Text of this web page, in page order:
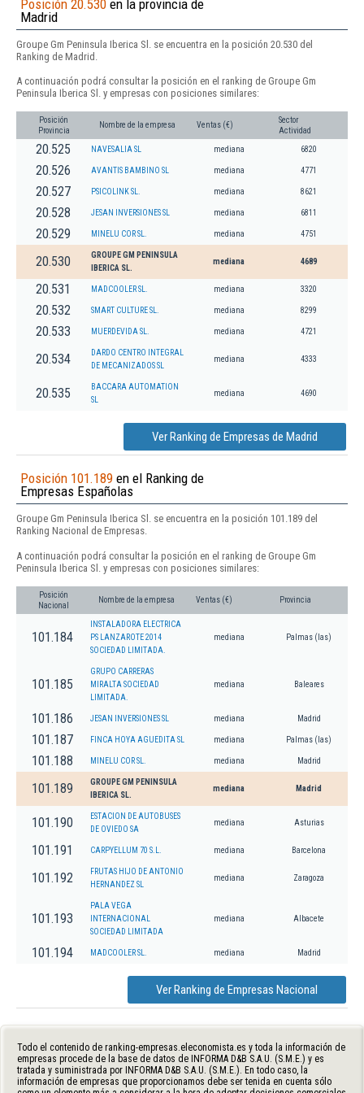
Posición 20.530 en la provincia de
Madrid
Groupe Gm Peninsula Iberica Sl. se encuentra en la posición 20.530 del
Ranking de Madrid.
A continuación podrá consultar la posición en el ranking de Groupe Gm
Peninsula Iberica Sl. y empresas con posiciones similares:
Posición
Provincia
Nombre de la empresa Ventas (€)
Sector
Actividad
20.525 NAVESALIA SL mediana 6820
20.526 AVANTIS BAMBINO SL mediana 4771
20.527 PSICOLINK SL. mediana 8621
20.528 JESAN INVERSIONES SL mediana 6811
20.529 MINELU COR SL. mediana 4751
20.530
GROUPE GM PENINSULA
IBERICA SL.
mediana 4689
20.531 MADCOOLER SL. mediana 3320
20.532 SMART CULTURE SL. mediana 8299
20.533 MUERDEVIDA SL. mediana 4721
20.534
DARDO CENTRO INTEGRAL
DE MECANIZADOS SL
mediana 4333
20.535
BACCARA AUTOMATION
SL
mediana 4690
Ver Ranking de Empresas de Madrid
Posición 101.189 en el Ranking de
Empresas Españolas
Groupe Gm Peninsula Iberica Sl. se encuentra en la posición 101.189 del
Ranking Nacional de Empresas.
A continuación podrá consultar la posición en el ranking de Groupe Gm
Peninsula Iberica Sl. y empresas con posiciones similares:
Posición
Nacional
Nombre de la empresa Ventas (€) Provincia
101.184
INSTALADORA ELECTRICA
PS LANZAROTE 2014
SOCIEDAD LIMITADA.
mediana Palmas (las)
101.185
GRUPO CARRERAS
MIRALTA SOCIEDAD
LIMITADA.
mediana Baleares
101.186 JESAN INVERSIONES SL mediana Madrid
101.187 FINCA HOYA AGUEDITA SL mediana Palmas (las)
101.188 MINELU COR SL. mediana Madrid
101.189
GROUPE GM PENINSULA
IBERICA SL.
mediana Madrid
101.190
ESTACION DE AUTOBUSES
DE OVIEDO SA
mediana Asturias
101.191 CARPYELLUM 70 S.L. mediana Barcelona
101.192
FRUTAS HIJO DE ANTONIO
HERNANDEZ SL
mediana Zaragoza
101.193
PALA VEGA
INTERNACIONAL
SOCIEDAD LIMITADA
mediana Albacete
101.194 MADCOOLER SL. mediana Madrid
Ver Ranking de Empresas Nacional
Todo el contenido de ranking-empresas.eleconomista.es y toda la información de
empresas procede de la base de datos de INFORMA D&B S.A.U. (S.M.E.) y es
tratada y suministrada por INFORMA D&B S.A.U. (S.M.E.). En todo caso, la
información de empresas que proporcionamos debe ser tenida en cuenta sólo